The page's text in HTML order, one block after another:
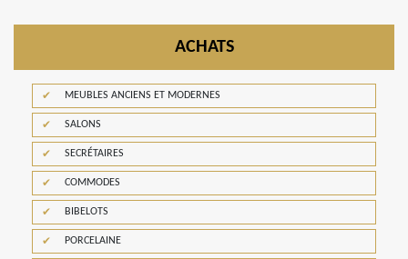
ACHATS
MEUBLES ANCIENS ET MODERNES
SALONS
SECRÉTAIRES
COMMODES
BIBELOTS
PORCELAINE